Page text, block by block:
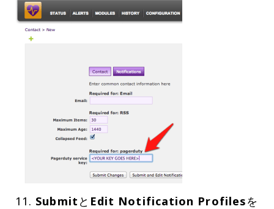
11. Submit と Edit Notification Profilesを